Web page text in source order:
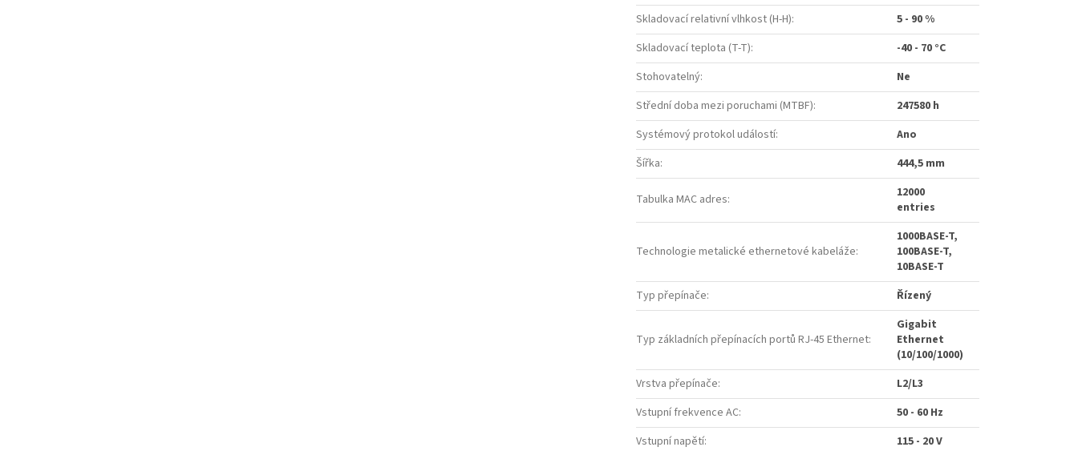
Skladovací relativní vlhkost (H-H):
5 - 90 %
Skladovací teplota (T-T):
-40 - 70 °C
Stohovatelný:
Ne
Střední doba mezi poruchami (MTBF):
247580 h
Systémový protokol událostí:
Ano
Šířka: 444,5 mm
Tabulka MAC adres:
12000
entries
Technologie metalické ethernetové kabeláže:
1000BASE-T,
100BASE-T,
10BASE-T
Typ přepínače: Řízený
Typ základních přepínacích portů RJ-45 Ethernet:
Gigabit
Ethernet
(10/100/1000)
Vrstva přepínače:
L2/L3
Vstupní frekvence AC:
50 - 60 Hz
Vstupní napětí: 115 - 20 V